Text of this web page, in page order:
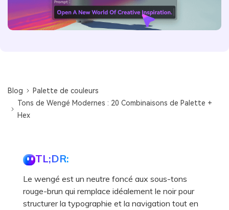
Blog
Palette de couleurs
Tons de Wengé Modernes : 20 Combinaisons de Palette +
Hex
TL;DR:
Le wengé est un neutre foncé aux sous-tons
rouge-brun qui remplace idéalement le noir pour
structurer la typographie et la navigation tout en